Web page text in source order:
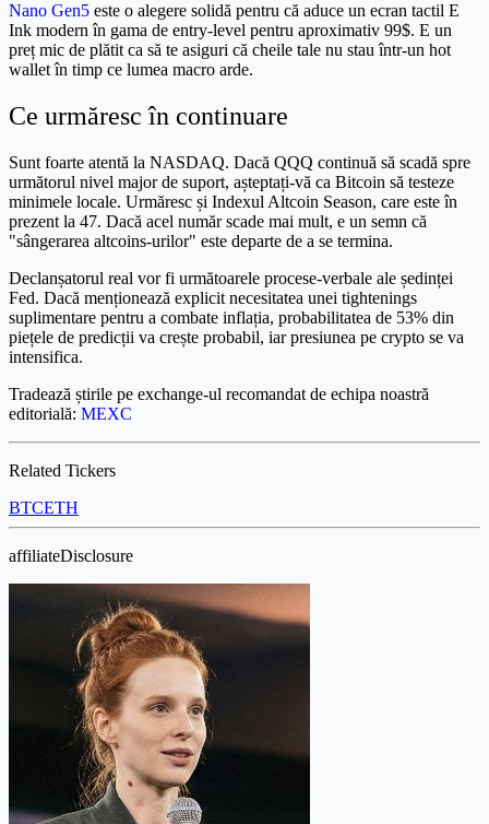
Nano Gen5 este o alegere solidă pentru că aduce un ecran tactil E
Ink modern în gama de entry-level pentru aproximativ 99$. E un
preț mic de plătit ca să te asiguri că cheile tale nu stau într-un hot
wallet în timp ce lumea macro arde.
Ce urmăresc în continuare
Sunt foarte atentă la NASDAQ. Dacă QQQ continuă să scadă spre
următorul nivel major de suport, așteptați-vă ca Bitcoin să testeze
minimele locale. Urmăresc și Indexul Altcoin Season, care este în
prezent la 47. Dacă acel număr scade mai mult, e un semn că
"sângerarea altcoins-urilor" este departe de a se termina.
Declanșatorul real vor fi următoarele procese-verbale ale ședinței
Fed. Dacă menționează explicit necesitatea unei tightenings
suplimentare pentru a combate inflația, probabilitatea de 53% din
piețele de predicții va crește probabil, iar presiunea pe crypto se va
intensifica.
Tradează știrile pe exchange-ul recomandat de echipa noastră
editorială: MEXC
Related Tickers
BTCETH
affiliateDisclosure